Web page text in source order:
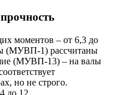
моментов – от 6,3 до
(МУВП-1) рассчитаны
(МУВП-13) – на валы
но не строго.
до 12.